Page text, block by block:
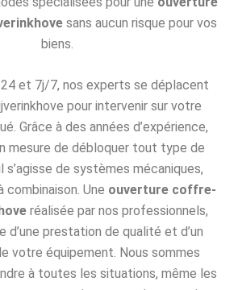
sans aucun risque pour vos
biens.
et 7j/7, nos experts se déplacent
pour intervenir sur votre
Grâce à des années d’expérience,
mesure de débloquer tout type de
s’agisse de systèmes mécaniques,
Une ouverture coffre-
réalisée par nos professionnels,
d’une prestation de qualité et d’un
votre équipement. Nous sommes
à toutes les situations, même les